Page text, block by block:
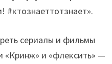
#ктознаеттотзнает».
сериалы и фильмы
«Кринж» и «флексить» —